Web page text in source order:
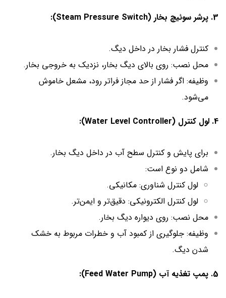
3. پرشر سوئیچ بخار (Steam Pressure Switch):
کنترل فشار بخار در داخل دیگ.
محل نصب: روی بالای دیگ بخار، نزدیک به خروجی بخار.
وظیفه: اگر فشار از حد مجاز فراتر رود، مشعل خاموش
می‌شود.
4. لول کنترل (Water Level Controller):
برای پایش و کنترل سطح آب در داخل دیگ بخار.
شامل دو نوع است:
لول کنترل شناوری: مکانیکی.
لول کنترل الکترونیکی: دقیق‌تر و ایمن‌تر.
محل نصب: روی دیواره دیگ بخار.
وظیفه: جلوگیری از کمبود آب و خطرات مربوط به خشک
شدن دیگ.
5. پمپ تغذیه آب (Feed Water Pump):